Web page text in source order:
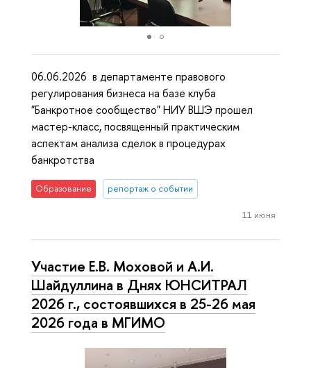
06.06.2026 в департаменте правового
регулирования бизнеса на базе клуба
"Банкротное сообщество" НИУ ВШЭ прошел
мастер-класс, посвященный практическим
аспектам анализа сделок в процедурах
банкротства
Образование репортаж о событии
11 июня
Участие Е.В. Моховой и А.И.
Шайдуллина в Днях ЮНСИТРАЛ
2026 г., состоявшихся в 25-26 мая
2026 года в МГИМО